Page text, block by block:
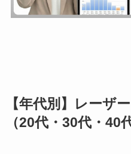
【年代別】レーザ
（20代・30代・40